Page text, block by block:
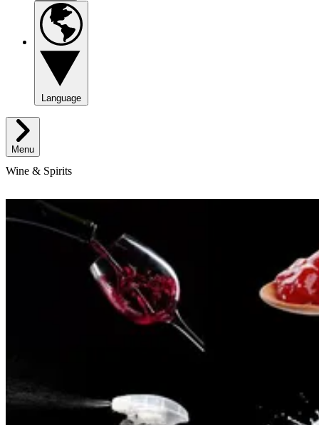
Language
Menu
Wine & Spirits